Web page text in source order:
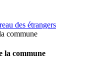
des étrangers
commune
la commune